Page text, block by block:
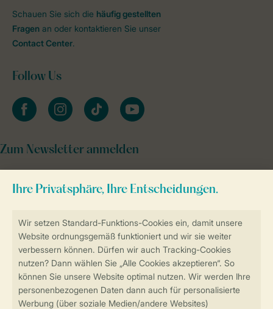
Sicher und schnell zur Online-Buchung
Sichere Datenübertragung
Sicheres Bezahlen
Schauen Sie sich die häufig gestellten
Fragen an oder kontaktieren Sie unser
Contact Center.
Follow Us
facebookinstagramtiktok youtube
Zum Newsletter anmelden